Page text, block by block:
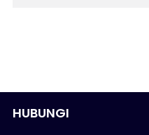
HUBUNGI